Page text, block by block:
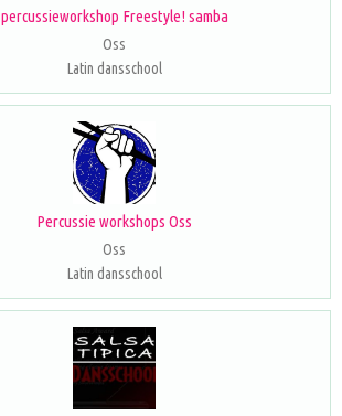
percussieworkshop Freestyle! samba
Oss
Latin dansschool
Percussie workshops Oss
Oss
Latin dansschool